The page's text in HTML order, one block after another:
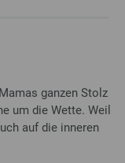
ganzen Stolz
um die Wette. Weil
auf die inneren